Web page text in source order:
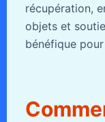
récupération,
objets et
bénéfique pour